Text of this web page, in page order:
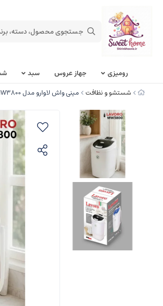
روميزی جهاز عروس سبد
شستشو و نظافت
مینی واش لاوارو مدل LAVORO MW3800